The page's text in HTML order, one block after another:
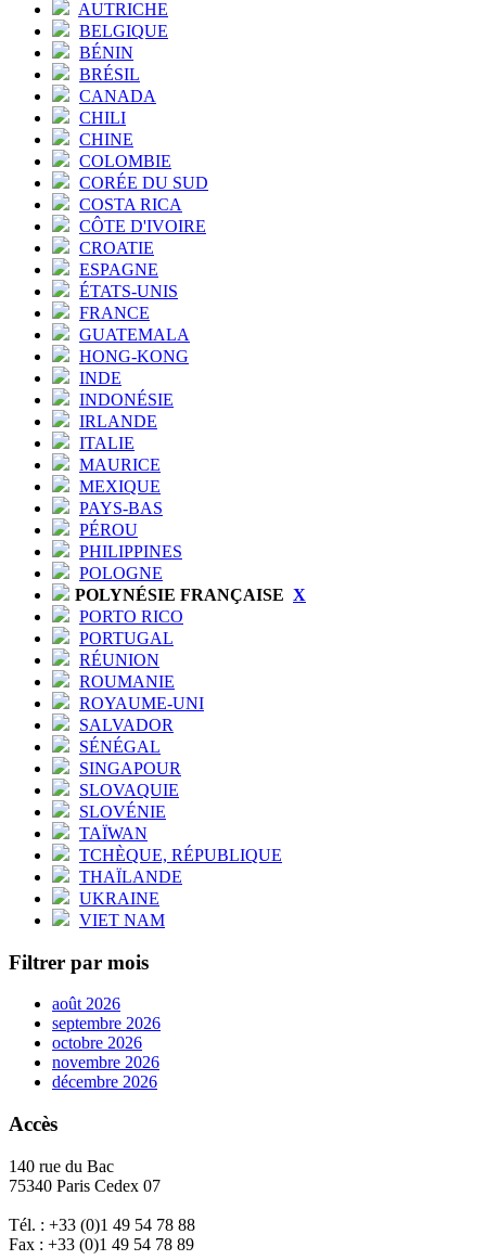
AUTRICHE
BELGIQUE
BÉNIN
BRÉSIL
CANADA
CHILI
CHINE
COLOMBIE
CORÉE DU SUD
COSTA RICA
CÔTE D'IVOIRE
CROATIE
ESPAGNE
ÉTATS-UNIS
FRANCE
GUATEMALA
HONG-KONG
INDE
INDONÉSIE
IRLANDE
ITALIE
MAURICE
MEXIQUE
PAYS-BAS
PÉROU
PHILIPPINES
POLOGNE
POLYNÉSIE FRANÇAISE X
PORTO RICO
PORTUGAL
RÉUNION
ROUMANIE
ROYAUME-UNI
SALVADOR
SÉNÉGAL
SINGAPOUR
SLOVAQUIE
SLOVÉNIE
TAÏWAN
TCHÈQUE, RÉPUBLIQUE
THAÏLANDE
UKRAINE
VIET NAM
Filtrer par mois
août 2026
septembre 2026
octobre 2026
novembre 2026
décembre 2026
Accès
140 rue du Bac
75340 Paris Cedex 07
Tél. : +33 (0)1 49 54 78 88
Fax : +33 (0)1 49 54 78 89